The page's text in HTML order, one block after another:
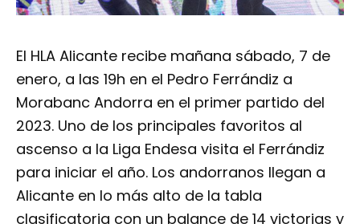
El HLA Alicante recibe mañana sábado, 7 de
enero, a las 19h en el Pedro Ferrándiz a
Morabanc Andorra en el primer partido del
2023. Uno de los principales favoritos al
ascenso a la Liga Endesa visita el Ferrándiz
para iniciar el año. Los andorranos llegan a
Alicante en lo más alto de la tabla
clasificatoria con un balance de 14 victorias y